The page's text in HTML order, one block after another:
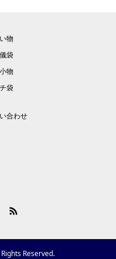
物
袋
物
袋
合わせ
Reserved.